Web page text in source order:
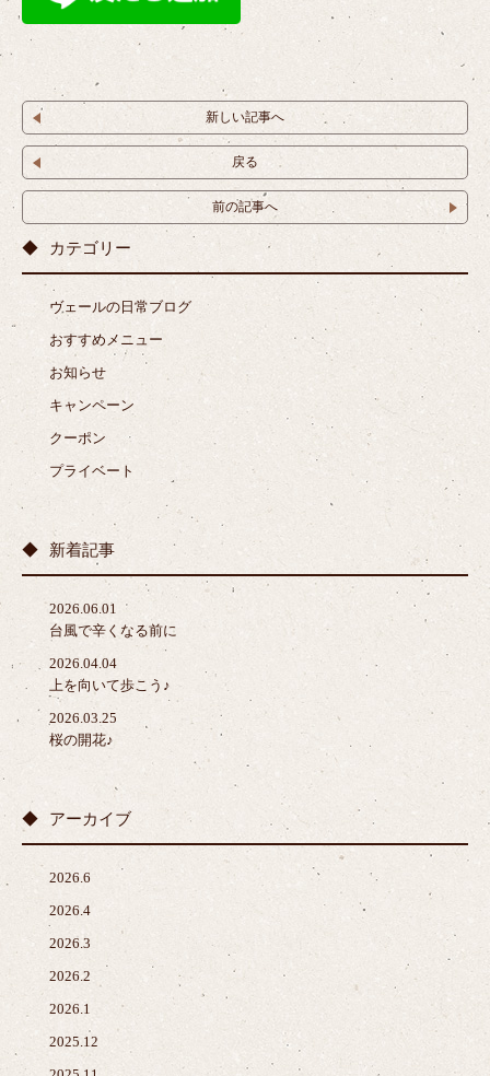
新しい記事へ
戻る
前の記事へ
カテゴリー
ヴェールの日常ブログ
おすすめメニュー
お知らせ
キャンペーン
クーポン
プライベート
新着記事
2026.06.01
台風で辛くなる前に
2026.04.04
上を向いて歩こう♪
2026.03.25
桜の開花♪
アーカイブ
2026.6
2026.4
2026.3
2026.2
2026.1
2025.12